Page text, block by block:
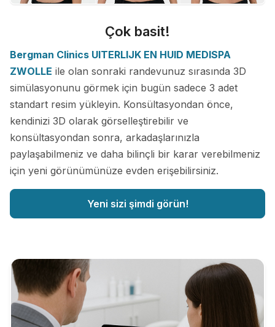
Çok basit!
Bergman Clinics UITERLIJK EN HUID MEDISPA
ZWOLLE ile olan sonraki randevunuz sırasında 3D
simülasyonunu görmek için bugün sadece 3 adet
standart resim yükleyin. Konsültasyondan önce,
kendinizi 3D olarak görselleştirebilir ve
konsültasyondan sonra, arkadaşlarınızla
paylaşabilmeniz ve daha bilinçli bir karar verebilmeniz
için yeni görünümünüze evden erişebilirsiniz.
Yeni sizi şimdi görün!